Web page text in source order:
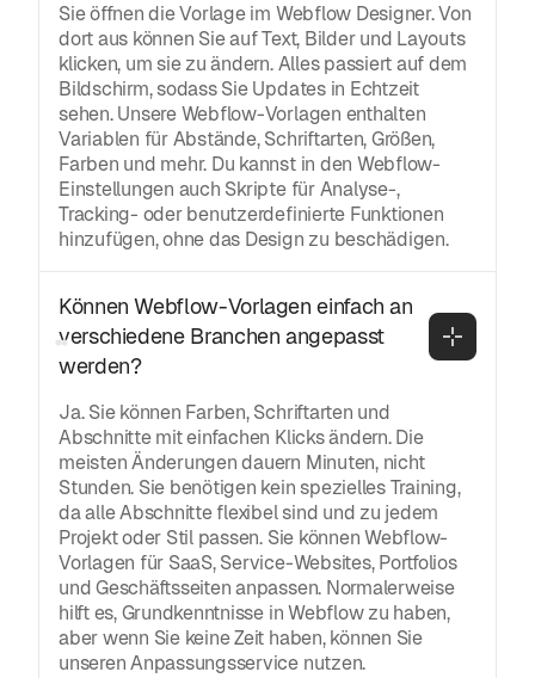
Sie öffnen die Vorlage im Webflow Designer. Von
dort aus können Sie auf Text, Bilder und Layouts
klicken, um sie zu ändern. Alles passiert auf dem
Bildschirm, sodass Sie Updates in Echtzeit
sehen. Unsere Webflow-Vorlagen enthalten
Variablen für Abstände, Schriftarten, Größen,
Farben und mehr. Du kannst in den Webflow-
Einstellungen auch Skripte für Analyse-,
Tracking- oder benutzerdefinierte Funktionen
hinzufügen, ohne das Design zu beschädigen.
Können Webflow-Vorlagen einfach an
verschiedene Branchen angepasst
werden?
Ja. Sie können Farben, Schriftarten und
Abschnitte mit einfachen Klicks ändern. Die
meisten Änderungen dauern Minuten, nicht
Stunden. Sie benötigen kein spezielles Training,
da alle Abschnitte flexibel sind und zu jedem
Projekt oder Stil passen. Sie können Webflow-
Vorlagen für SaaS, Service-Websites, Portfolios
und Geschäftsseiten anpassen. Normalerweise
hilft es, Grundkenntnisse in Webflow zu haben,
aber wenn Sie keine Zeit haben, können Sie
unseren Anpassungsservice nutzen.